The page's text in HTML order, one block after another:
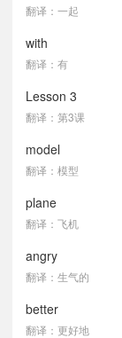
翻译：一起
with
翻译：有
Lesson 3
翻译：第3课
model
翻译：模型
plane
翻译：飞机
angry
翻译：生气的
better
翻译：更好地